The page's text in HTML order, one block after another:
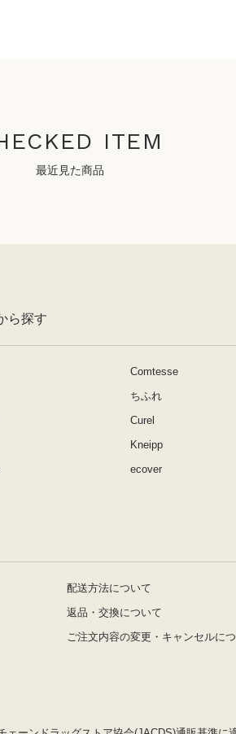
ITEM
最近見た商品
ら探す
Comtesse
ちふれ
Curel
Kneipp
ecover
配送方法について
返品・交換について
ご注文内容の変更・キャンセルに